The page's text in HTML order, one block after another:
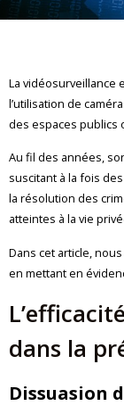
La vidéosurveillance
l’utilisation de
des espaces publics
Au fil des années,
suscitant à la fois
la résolution des
atteintes à la vie
Dans cet article,
en mettant en
dans la
Dissuasion